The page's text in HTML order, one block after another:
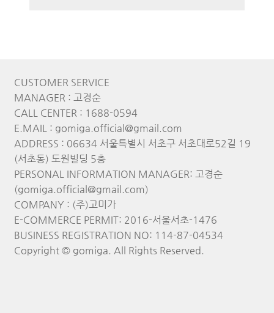
CUSTOMER SERVICE
MANAGER : 고경순
CALL CENTER : 1688-0594
E.MAIL : gomiga.official@gmail.com
ADDRESS : 06634 서울특별시 서초구 서초대로52길 19
(서초동) 도원빌딩 5층
PERSONAL INFORMATION MANAGER: 고경순
(gomiga.official@gmail.com)
COMPANY : (주)고미가
E-COMMERCE PERMIT: 2016-서울서초-1476
BUSINESS REGISTRATION NO: 114-87-04534
Copyright © gomiga. All Rights Reserved.